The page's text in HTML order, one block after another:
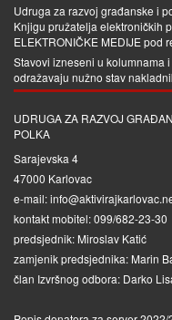
Udruga za razvoj građanske i
Knjigu pružatelja elektroničkih
ELEKTRONIČKE MEDIJEpod
Stavovi izneseni u kolumnama
odražavaju nužno stav
UDRUGA ZA RAZVOJ
POLKA
Sarajevska 4
47000 Karlovac
e-mail:
kontakt mobitel: 099/682-23-30
predsjednik: Miroslav Katić
zamjenik predsjednika: Marin
član Izvršnog odbora: Darko